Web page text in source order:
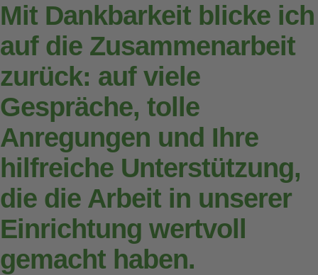
Mit Dankbarkeit blicke ich
auf die Zusammenarbeit
zurück: auf viele
Gespräche, tolle
Anregungen und Ihre
hilfreiche Unterstützung,
die die Arbeit in unserer
Einrichtung wertvoll
gemacht haben.